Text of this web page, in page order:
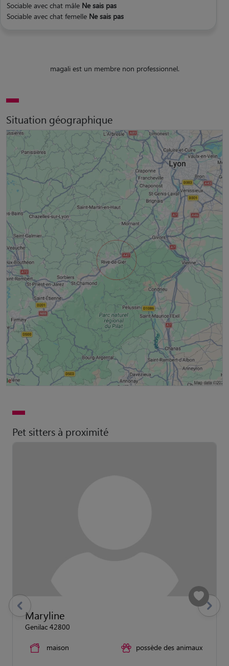
Sociable avec chat mâle Ne sais pas
Sociable avec chat femelle Ne sais pas
magali est un membre non professionnel.
Situation géographique
Pet sitters à proximité
Maryline
Genilac 42800
maison possède des animaux
previous Suivant